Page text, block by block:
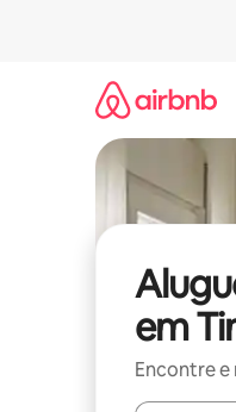
em
Encontre e